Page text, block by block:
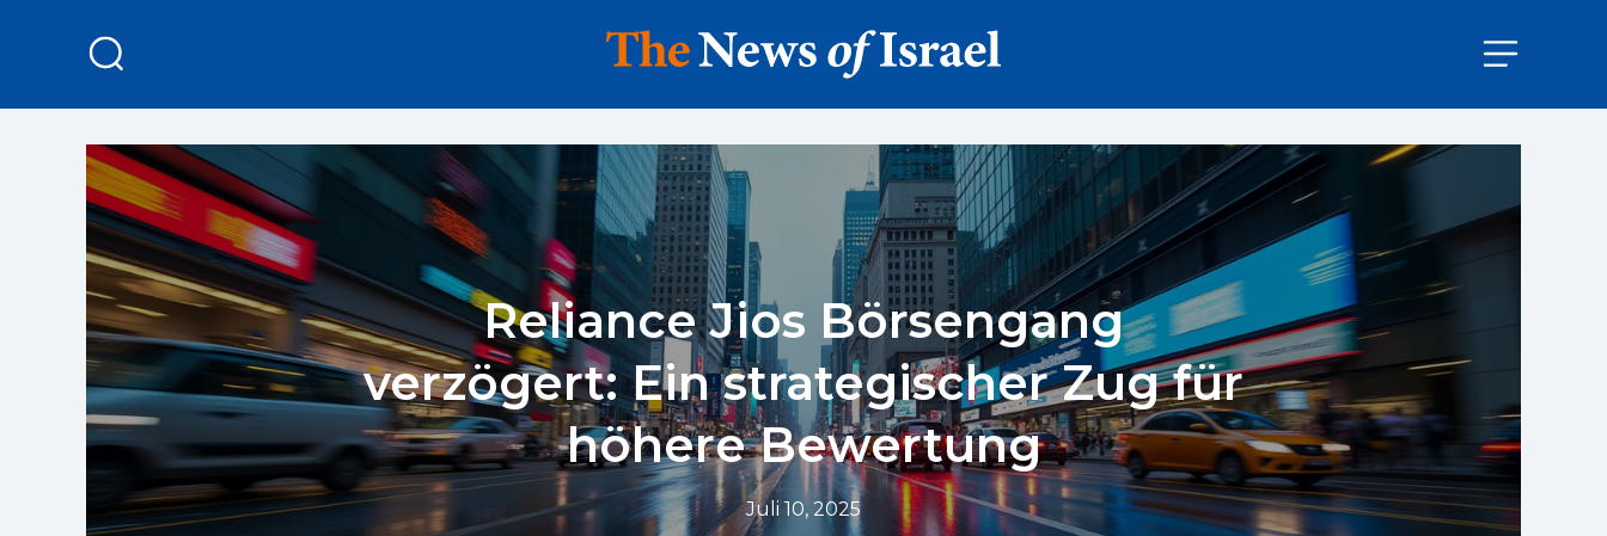
Reliance Jios Börsengang
verzögert: Ein strategischer Zug für
höhere Bewertung
Juli 10, 2025